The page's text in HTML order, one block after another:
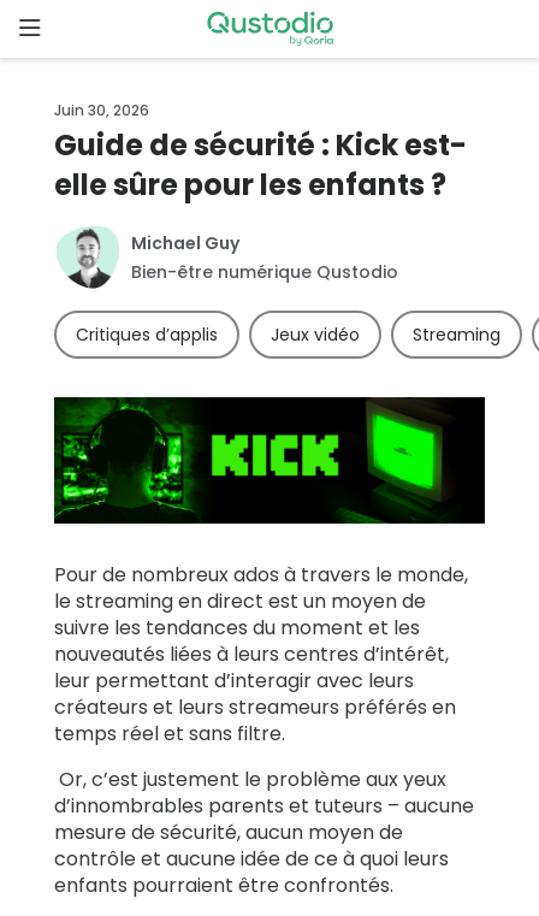
to
content
d’accueil
Pourquoi
Fonctionnalités
Téléchargements
Tarifs
Témoignages
de familles
renseigner
Assistance
Se connecter S’inscrire
Juin 30, 2026
Guide de sécurité : Kick est-
elle sûre pour les enfants ?
Michael Guy
Bien-être numérique Qustodio
Critiques d’applis Jeux vidéo Streaming
Pour de nombreux ados à travers le monde,
le streaming en direct est un moyen de
suivre les tendances du moment et les
nouveautés liées à leurs centres d’intérêt,
leur permettant d’interagir avec leurs
créateurs et leurs streameurs préférés en
temps réel et sans filtre.
Or, c’est justement le problème aux yeux
d’innombrables parents et tuteurs – aucune
mesure de sécurité, aucun moyen de
contrôle et aucune idée de ce à quoi leurs
enfants pourraient être confrontés.